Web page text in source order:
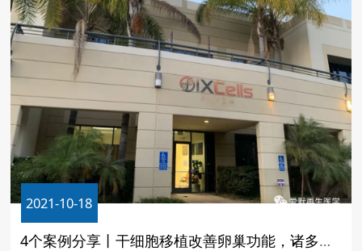
4个案例分享丨干细胞移植改善卵巢功能，诸多女性成功妊娠分娩
2021-10-18